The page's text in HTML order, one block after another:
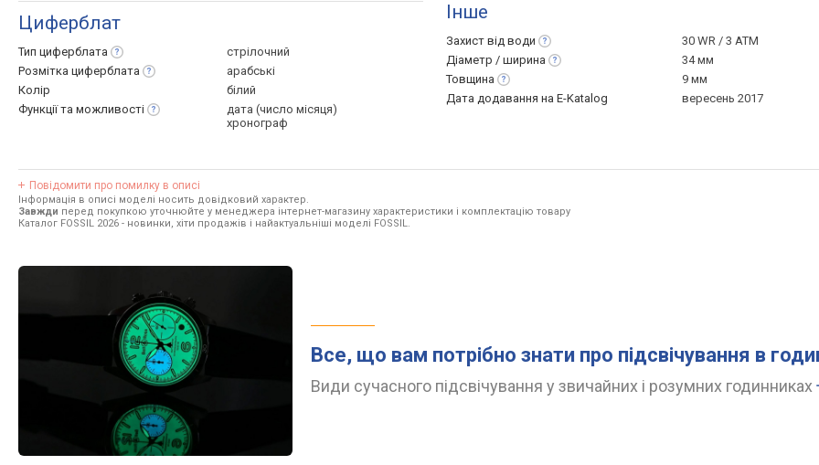
Циферблат
Тип циферблата
стрілочний
Розмітка циферблата
арабські
Колір
білий
Функції та можливості
дата (число місяця)
хронограф
Інше
Захист від води
30 WR / 3 ATM
Діаметр / ширина
34 мм
Товщина
9 мм
Дата додавання на E-Katalog
вересень 2017
Повідомити про помилку в описі
Інформація в описі моделі носить довідковий характер.
Завжди перед покупкою уточнюйте у менеджера інтернет-магазину характеристики і комплектацію товару
Каталог FOSSIL 2026 - новинки, хіти продажів і найактуальніші моделі FOSSIL.
Все, що вам потрібно знати про підсвічування в
Види сучасного підсвічування у звичайних і розумних годинниках